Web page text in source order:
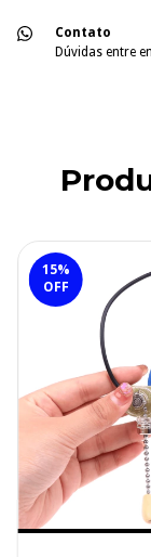
Contato
Dúvidas entre
15%
OFF